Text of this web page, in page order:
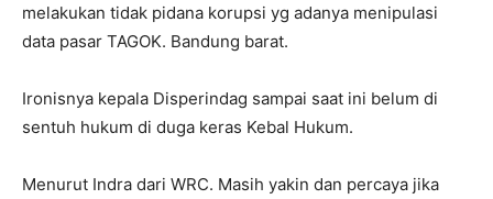
melakukan tidak pidana korupsi yg adanya menipulasi
data pasar TAGOK. Bandung barat.
Ironisnya kepala Disperindag sampai saat ini belum di
sentuh hukum di duga keras Kebal Hukum.
Menurut Indra dari WRC. Masih yakin dan percaya jika